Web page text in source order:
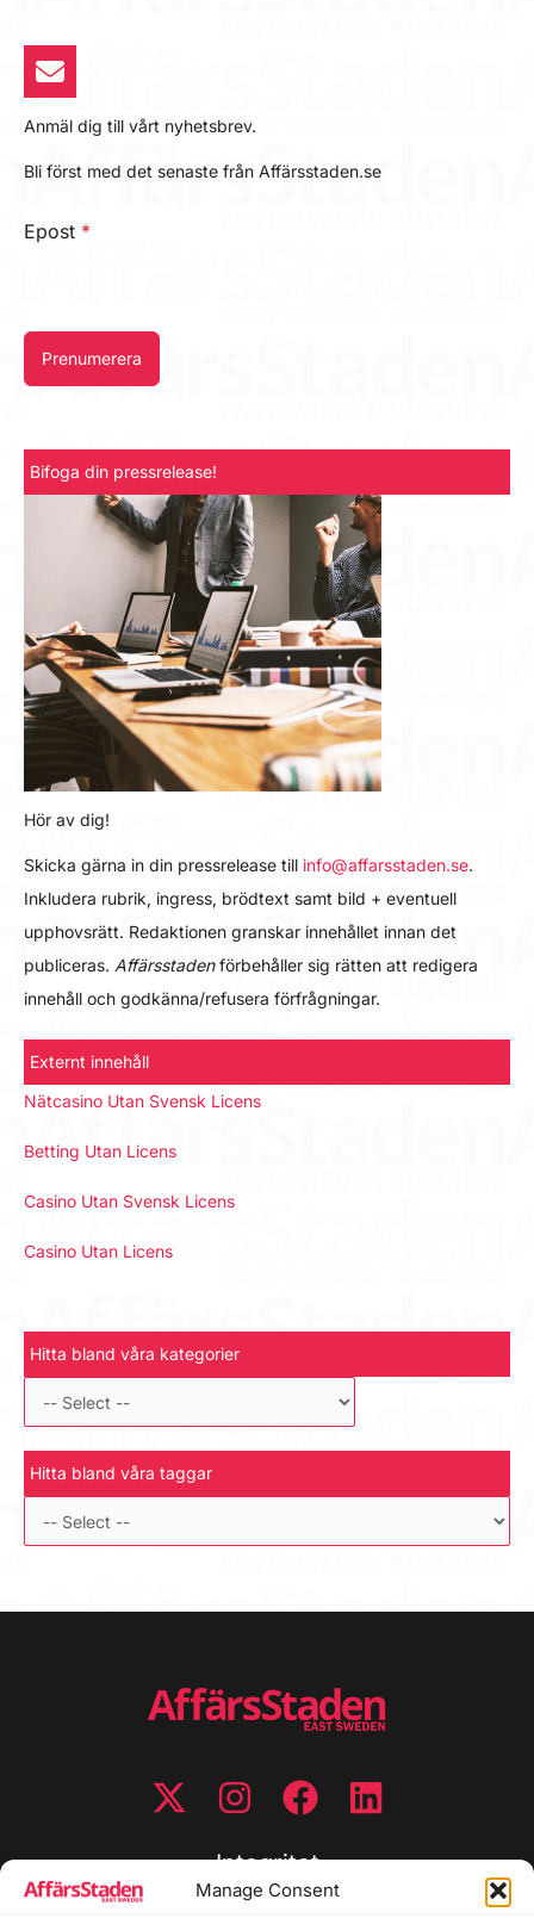
Manage Consent
Anmäl dig till vårt nyhetsbrev.
Bli först med det senaste från Affärsstaden.se
Epost *
Prenumerera
Bifoga din pressrelease!
Hör av dig!
Skicka gärna in din pressrelease till info@affarsstaden.se.
Inkludera rubrik, ingress, brödtext samt bild + eventuell
upphovsrätt. Redaktionen granskar innehållet innan det
publiceras. Affärsstadenförbehåller sig rätten att redigera
innehåll och godkänna/refusera förfrågningar.
Externt innehåll
Nätcasino Utan Svensk Licens
Betting Utan Licens
Casino Utan Svensk Licens
Casino Utan Licens
Hitta bland våra kategorier
Hitta bland våra taggar
Integritet